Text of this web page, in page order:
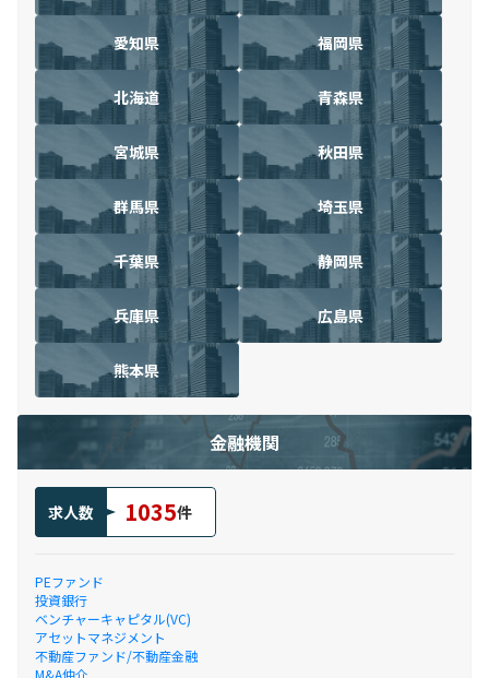
愛知県 福岡県
北海道 青森県
宮城県 秋田県
群馬県 埼玉県
千葉県 静岡県
兵庫県 広島県
熊本県
金融機関
求人数 1035件
PEファンド
投資銀行
ベンチャーキャピタル(VC)
アセットマネジメント
不動産ファンド/不動産金融
M&A仲介